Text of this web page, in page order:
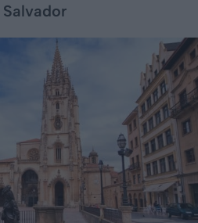
Salvador